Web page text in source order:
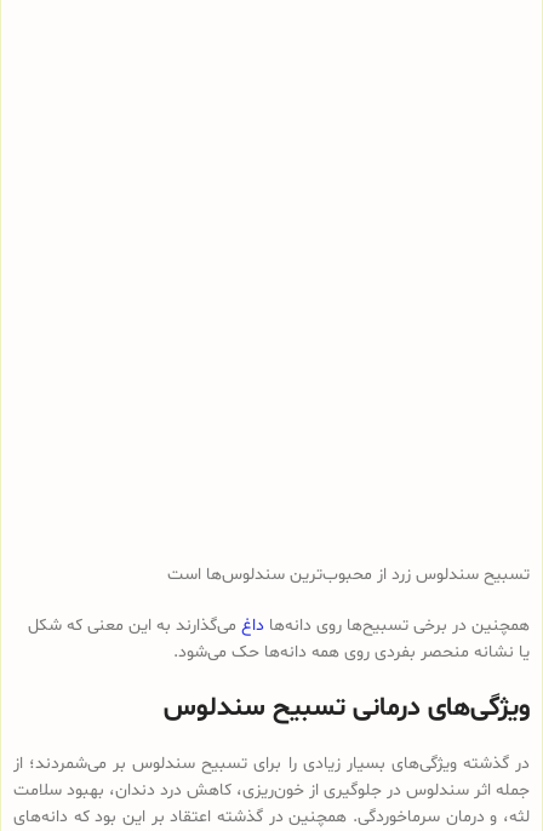
تسبیح سندلوس زرد از محبوب‌ترین سندلوس‌ها است
همچنین در برخی تسبیح‌ها روی دانه‌ها داغ می‌گذارند به این معنی که شکل
یا نشانه منحصر بفردی روی همه دانه‌ها حک می‌شود.
ویژگی‌های درمانی تسبیح سندلوس
در گذشته ویژگی‌های بسیار زیادی را برای تسبیح سندلوس بر می‌شمردند؛ از
جمله اثر سندلوس در جلوگیری از خون‌ریزی، کاهش درد دندان، بهبود سلامت
لثه، و درمان سرماخوردگی. همچنین در گذشته اعتقاد بر این بود که دانه‌های